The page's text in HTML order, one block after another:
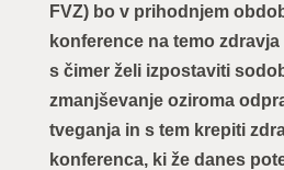
FVZ) bo v prihodnjem
konference na temo
s čimer želi izpostaviti
zmanjševanje oziroma
tveganja in s tem krepiti
konferenca, ki že danes